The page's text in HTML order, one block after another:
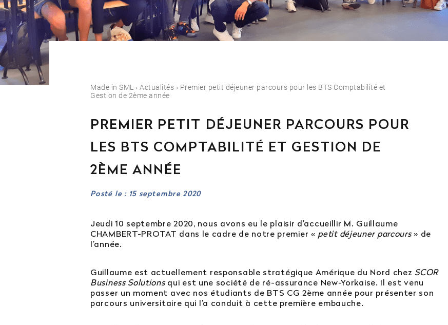
Made in SML › Actualités › Premier petit déjeuner parcours pour les BTS Comptabilité et
Gestion de 2ème année
PREMIER PETIT DÉJEUNER PARCOURS POUR
LES BTS COMPTABILITÉ ET GESTION DE
2ÈME ANNÉE
Posté le : 15 septembre 2020
Jeudi 10 septembre 2020, nous avons eu le plaisir d’accueillir M. Guillaume
CHAMBERT-PROTAT dans le cadre de notre premier « petit déjeuner parcours» de
l’année.
Guillaume est actuellement responsable stratégique Amérique du Nord chez SCOR
Business Solutionsqui est une société de ré-assurance New-Yorkaise. Il est venu
passer un moment avec nos étudiants de BTS CG 2ème année pour présenter son
parcours universitaire qui l’a conduit à cette première embauche.
Quelles sont les poursuites d’études ?
Afficher plus
Orientation : vous ne trouvez pas votre réponse ?
Contactez notre service orientation
04 81 92 60 83